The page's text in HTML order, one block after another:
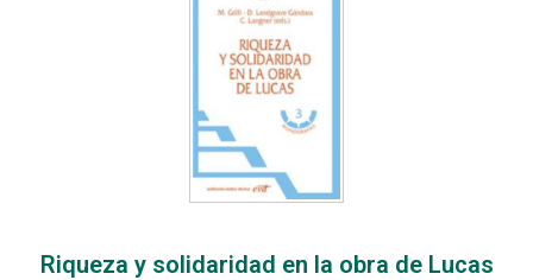
Riqueza y solidaridad en la obra de Lucas